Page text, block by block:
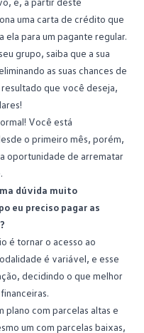
uma carta de crédito que
para um pagante regular.
grupo, saiba que a sua
as suas chances de
que você deseja,
Você está
o primeiro mês, porém,
oportunidade de arrematar
.
dúvida muito
eu preciso pagar as
é tornar o acesso ao
é variável, e esse
decidindo o que melhor
plano com parcelas altas e
um com parcelas baixas,